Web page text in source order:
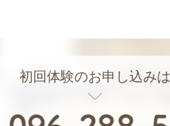
初回体験のお申し込みは